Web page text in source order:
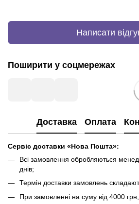
Написати
Поширити у соцмережах
Доставка Оплата
Сервіс доставки «Нова Пошта»:
Всі замовлення обробляються
днів;
Термін доставки замовлень
При замовленні на суму від 4000